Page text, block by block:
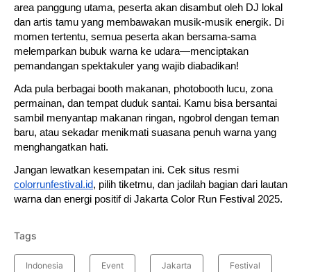
area panggung utama, peserta akan disambut oleh DJ lokal
dan artis tamu yang membawakan musik-musik energik. Di
momen tertentu, semua peserta akan bersama-sama
melemparkan bubuk warna ke udara—menciptakan
pemandangan spektakuler yang wajib diabadikan!
Ada pula berbagai booth makanan, photobooth lucu, zona
permainan, dan tempat duduk santai. Kamu bisa bersantai
sambil menyantap makanan ringan, ngobrol dengan teman
baru, atau sekadar menikmati suasana penuh warna yang
menghangatkan hati.
Jangan lewatkan kesempatan ini. Cek situs resmi
colorrunfestival.id, pilih tiketmu, dan jadilah bagian dari lautan
warna dan energi positif di Jakarta Color Run Festival 2025.
Tags
Indonesia Event Jakarta Festival